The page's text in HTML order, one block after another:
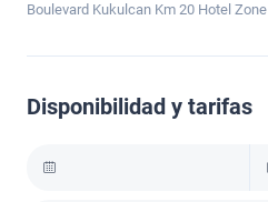
Boulevard Kukulcan Km 20 Hotel Zone
Disponibilidad y tarifas